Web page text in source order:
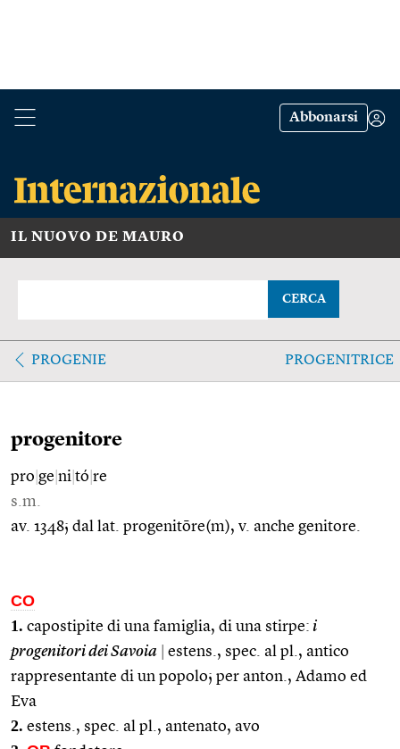
Abbonarsi
IL NUOVO DE MAURO
CERCA
PROGENIE PROGENITRICE
progenitore
pro ge ni tó re
s.m.
av. 1348; dal lat. progenitōre(m), v. anche genitore.
CO
1. capostipite di una famiglia, di una stirpe: i
progenitori dei Savoia
estens., spec. al pl., antico
rappresentante di un popolo; per anton., Adamo ed
Eva
2. estens., spec. al pl., antenato, avo